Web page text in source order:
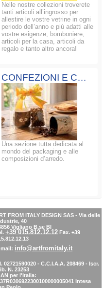
Nelle nostre collezioni troverete
tanti articoli all’ingrosso per
allestire le vostre vetrine in ogni
periodo dell’anno e più adatti alle
vostre esigenze, bomboniere,
articoli per la casa, articoli da
regalo e tanto altro ancora!
CONFEZIONI E COMPOSIZIONI
Una sezione tutta dedicata al
mondo del packaging e alle
composizioni d’arredo.
FROM ITALY DESIGN SAS - Via delle
40
Vigliano B.se BI
+39 015.812.12.12 Fax. +39
info@artfromitaly.it
02721590020 - C.C.I.A.A. 208469 - Iscr.
N. 23253
per l'Italia:
Intesa
Paolo